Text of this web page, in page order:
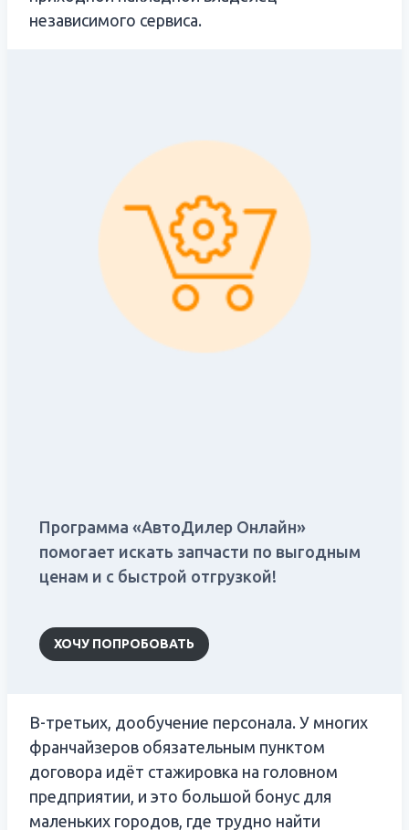
независимого сервиса.
Программа «АвтоДилер Онлайн»
помогает искать запчасти по выгодным
ценам и с быстрой отгрузкой!
ХОЧУ ПОПРОБОВАТЬ
В-третьих, дообучение персонала. У многих
франчайзеров обязательным пунктом
договора идёт стажировка на головном
предприятии, и это большой бонус для
маленьких городов, где трудно найти